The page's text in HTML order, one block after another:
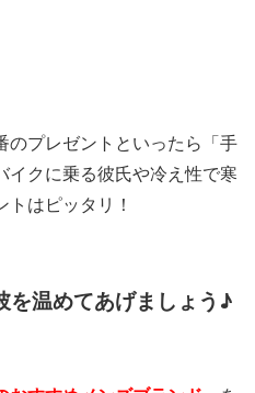
のプレゼントといったら「手
クに乗る彼氏や冷え性で寒
はピッタリ！
を温めてあげましょう♪